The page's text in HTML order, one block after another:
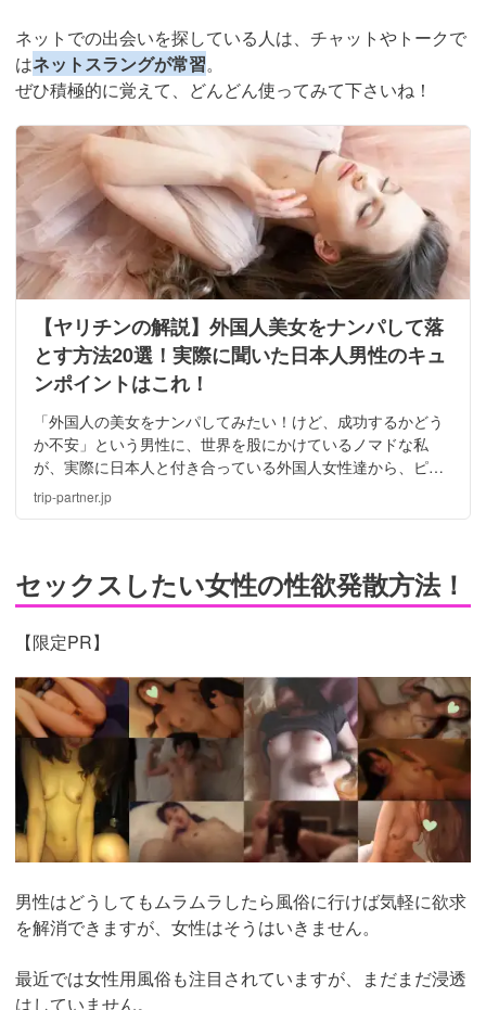
ネットでの出会いを探している人は、チャットやトークで
はネットスラングが常習。
ぜひ積極的に覚えて、どんどん使ってみて下さいね！
【ヤリチンの解説】外国人美女をナンパして落
とす方法20選！実際に聞いた日本人男性のキュ
ンポイントはこれ！
「外国人の美女をナンパしてみたい！けど、成功するかどう
か不安」という男性に、世界を股にかけているノマドな私
が、実際に日本人と付き合っている外国人女性達から、ピー
チクパーチク聞かされているアレコレをお伝えしたいんで
す！これさえ知っていれば安心してナンパできます☆
trip-partner.jp
セックスしたい女性の性欲発散方法！
【限定PR】
https://pcmax.jp/lp/?
ad_id=rm307152
男性はどうしてもムラムラしたら風俗に行けば気軽に欲求
を解消できますが、女性はそうはいきません。
最近では女性用風俗も注目されていますが、まだまだ浸透
はしていません。